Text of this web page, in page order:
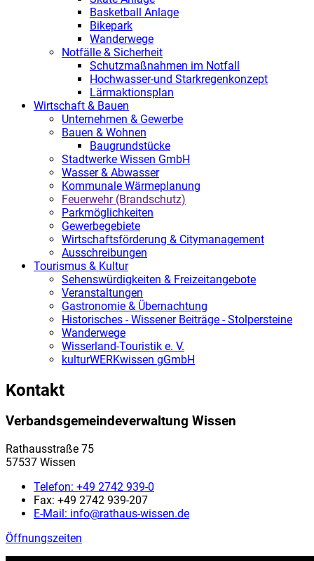
Basketball Anlage
Bikepark
Wanderwege
Notfälle & Sicherheit
Schutzmaßnahmen im Notfall
Hochwasser-und Starkregenkonzept
Lärmaktionsplan
Wirtschaft & Bauen
Unternehmen & Gewerbe
Bauen & Wohnen
Baugrundstücke
Stadtwerke Wissen GmbH
Wasser & Abwasser
Kommunale Wärmeplanung
Feuerwehr (Brandschutz)
Parkmöglichkeiten
Gewerbegebiete
Wirtschaftsförderung & Citymanagement
Ausschreibungen
Tourismus & Kultur
Sehenswürdigkeiten & Freizeitangebote
Veranstaltungen
Gastronomie & Übernachtung
Historisches - Wissener Beiträge - Stolpersteine
Wanderwege
Wisserland-Touristik e. V.
kulturWERKwissen gGmbH
Kontakt
Verbandsgemeindeverwaltung Wissen
Rathausstraße 75
57537 Wissen
Telefon: +49 2742 939-0
Fax: +49 2742 939-207
E-Mail: info@rathaus-wissen.de
Öffnungszeiten